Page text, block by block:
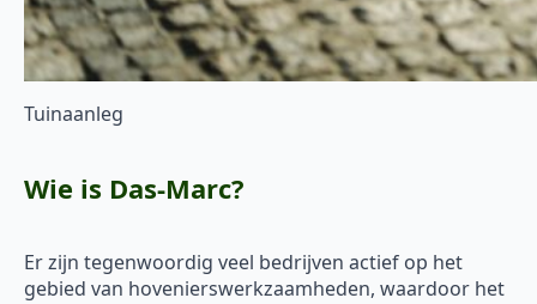
Tuinaanleg
Wie is Das-Marc?
Er zijn tegenwoordig veel bedrijven actief op het
gebied van hovenierswerkzaamheden, waardoor het